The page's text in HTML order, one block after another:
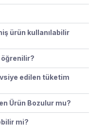
ürün kullanılabilir
öğrenilir?
edilen tüketim
Ürün Bozulur mu?
mi?